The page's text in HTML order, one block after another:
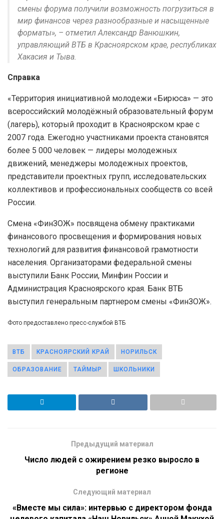
смены форума получили возможность погрузиться в
мир финансов через разнообразные и насыщенные
форматы», – отметил Александр Ванюшкин,
управляющий ВТБ в Красноярском крае, республиках
Хакасия и Тыва.
Справка
«Территория инициативной молодежи «Бирюса» — это
всероссийский молодёжный образовательный форум
(лагерь), который проходит в Красноярском крае с
2007 года. Ежегодно участниками проекта становятся
более 5 000 человек — лидеры молодежных
движений, менеджеры молодежных проектов,
представители проектных групп, исследовательских
коллективов и профессиональных сообществ со всей
России.
Смена «ФинЗОЖ» посвящена обмену практиками
финансового просвещения и формирования новых
технологий для развития финансовой грамотности
населения. Организаторами федеральной смены
выступили Банк России, Минфин России и
Администрация Красноярского края. Банк ВТБ
выступил генеральным партнером смены «ФинЗОЖ».
Фото предоставлено пресс-службой ВТБ
ВТБ КРАСНОЯРСКИЙ КРАЙ НОРИЛЬСК
ОБРАЗОВАНИЕ ТАЙМЫР ШКОЛЬНИКИ
Предыдущий материал
Число людей с ожирением резко выросло в
регионе
Следующий материал
«Вместе мы сила»: интервью с директором фонда